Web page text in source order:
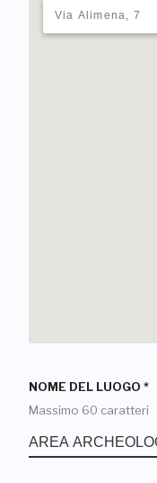
NOME DEL LUOGO *
Massimo 60 caratteri